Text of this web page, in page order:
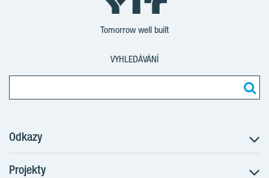
Tomorrow well built
VYHLEDÁVÁNÍ
Odkazy
Postup koupě
Projekty